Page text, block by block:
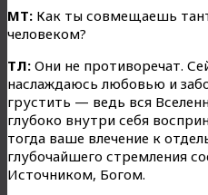
МТ: Как ты совмещаешь
человеком?
ТЛ: Они не противоречат.
наслаждаюсь любовью и
грустить — ведь вся
глубоко внутри себя
тогда ваше влечение к
глубочайшего стремления
Источником, Богом.